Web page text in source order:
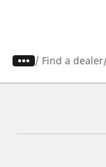
/ Find a dealer